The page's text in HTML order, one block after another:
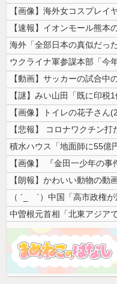
【速報】イオンモール熊本
【画像】トイレの花子さ
【悲報】 コロナワクチン
中曽根元首相「北東アジア